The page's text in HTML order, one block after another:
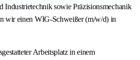
Industrietechnik sowie Präzisionsmechanik
wir einen WIG-Schweißer (m/w/d) in
Arbeitsplatz in einem